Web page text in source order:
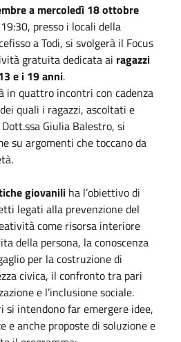
a mercoledì 18 ottobre
presso i locali della
a Todi, si svolgerà il Focus
gratuita dedicata ai ragazzi
e i 19 anni.
in quattro incontri con cadenza
quali i ragazzi, ascoltati e
Giulia Balestro, si
su argomenti che toccano da
giovanili ha l’obiettivo di
legati alla prevenzione del
come risorsa interiore
della persona, la conoscenza
per la costruzione di
civica, il confronto tra pari
e l’inclusione sociale.
si intendono far emergere idee,
e anche proposte di soluzione e